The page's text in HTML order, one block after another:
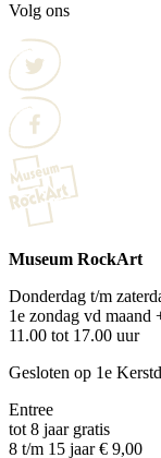
Volg ons
Museum RockArt
Donderdag t/m
1e zondag vd maand
11.00 tot 17.00 uur
Gesloten op 1e
Entree
tot 8 jaar gratis
8 t/m 15 jaar € 9,00